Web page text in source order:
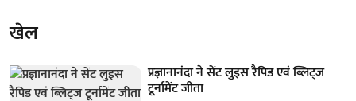
खेल
प्रज्ञानानंदा ने सेंट लुइस रैपिड एवं ब्लिट्ज
टूर्नामेंट जीता